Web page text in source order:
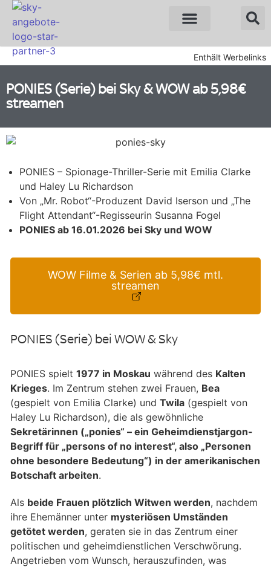
Enthält Werbelinks
PONIES (Serie) bei Sky & WOW ab 5,98€
streamen
PONIES – Spionage-Thriller-Serie mit Emilia Clarke
und Haley Lu Richardson
Von „Mr. Robot“-Produzent David Iserson und „The
Flight Attendant“-Regisseurin Susanna Fogel
PONIES ab 16.01.2026 bei Sky und WOW
WOW Filme & Serien ab 5,98€ mtl.
streamen
PONIES (Serie) bei WOW & Sky
PONIES spielt 1977 in Moskau während des Kalten
Krieges. Im Zentrum stehen zwei Frauen, Bea
(gespielt von Emilia Clarke) und Twila (gespielt von
Haley Lu Richardson), die als gewöhnliche
Sekretärinnen („ponies“ – ein Geheimdienstjargon-
Begriff für „persons of no interest“, also „Personen
ohne besondere Bedeutung“) in der amerikanischen
Botschaft arbeiten.
Als beide Frauen plötzlich Witwen werden, nachdem
ihre Ehemänner unter mysteriösen Umständen
getötet werden, geraten sie in das Zentrum einer
politischen und geheimdienstlichen Verschwörung.
Angetrieben vom Wunsch, herauszufinden, was